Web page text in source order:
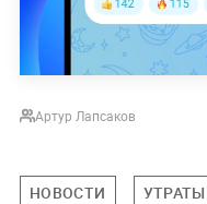
Артур Лапсаков
НОВОСТИ УТРАТЫ